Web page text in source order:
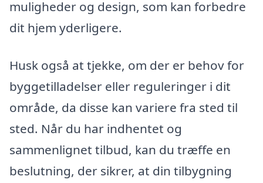
muligheder og design, som kan forbedre
dit hjem yderligere.
Husk også at tjekke, om der er behov for
byggetilladelser eller reguleringer i dit
område, da disse kan variere fra sted til
sted. Når du har indhentet og
sammenlignet tilbud, kan du træffe en
beslutning, der sikrer, at din tilbygning